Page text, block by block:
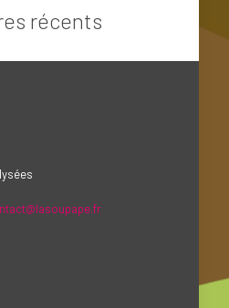
récents